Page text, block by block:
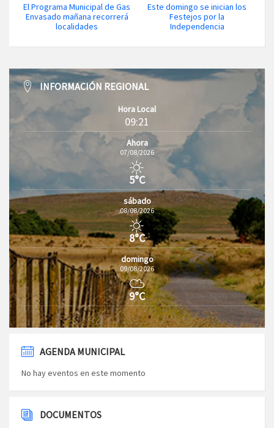
El Programa Municipal de Gas
Envasado mañana recorrerá
localidades
Este domingo se inician los
Festejos por la
Independencia
INFORMACIÓN REGIONAL
Hora Local
09:21
Ahora
07/08/2026
5°C
sábado
08/08/2026
8°C
domingo
09/08/2026
9°C
AGENDA MUNICIPAL
No hay eventos en este momento
DOCUMENTOS